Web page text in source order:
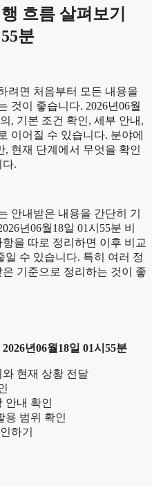
흐름 살펴보기
분
려면 처음부터 모든 내용을
것이 좋습니다. 2026년06월
, 기본 조건 확인, 세부 안내,
이어질 수 있습니다. 분야에
현재 단계에서 무엇을 확인
.
안내받은 내용을 간단히 기
년06월18일 01시55분 비
을 따로 정리하면 이후 비교
수 있습니다. 특히 여러 정
기준으로 정리하는 것이 좋
년06월18일 01시55분
현재 상황 전달
안내 확인
용 범위 확인
하기